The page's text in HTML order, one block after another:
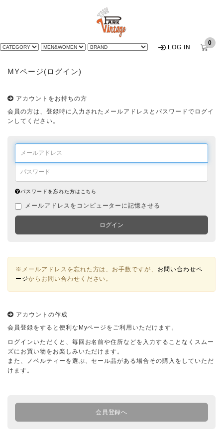
0
LOG IN
MYページ(ログイン)
アカウントをお持ちの方
会員の方は、登録時に入力されたメールアドレスとパスワードでログイ
ンしてください。
パスワードを忘れた方はこちら
メールアドレスをコンピューターに記憶させる
ログイン
※メールアドレスを忘れた方は、お手数ですが、 お問い合わせペ
ージからお問い合わせください。
アカウントの作成
会員登録をすると便利なMyページをご利用いただけます。
ログインいただくと、毎回お名前や住所などを入力することなくスムー
ズにお買い物をお楽しみいただけます。
また、ノベルティーを選ぶ、セール品がある場合その購入をしていただ
けます。
会員登録へ